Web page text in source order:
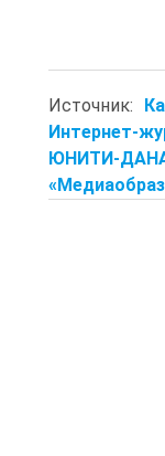
Источник:
Интернет-
ЮНИТИ-